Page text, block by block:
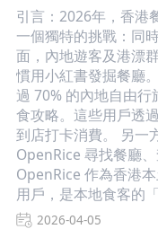
引言：2026年，香港
一個獨特的挑戰：同
面，內地遊客及港漂
慣用小紅書發掘餐廳
過 70% 的內地自由
食攻略。這些用戶透
到店打卡消費。 另一
OpenRice 尋找餐廳
OpenRice 作為香港
用戶，是本地食客的
2026-04-05